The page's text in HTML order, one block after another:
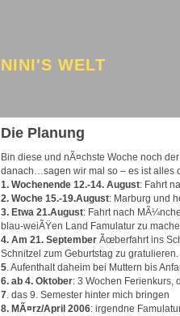
NINI'S WELT
Die Planung
Bin diese und nÃ¤chste Woche noch
danach…sagen wir mal so – es ist alles
1. Wochenende 12.-14. August: Fahrt
2. Woche 15.-19.August: Marburg und
3. Etwa 21.August: Fahrt nach
blau-weiÃŸen Land Famulatur zu
4. Am 21. September Ãœberfahrt ins
Schnitzel zum Geburtstag zu gratulieren.
5. Aufenthalt daheim bei Muttern bis
6. ab 4. Oktober: 3 Wochen Ferienkurs,
7. das 9. Semester hinter mich bringen
8. MÃ¤rz/April 2006: irgendne